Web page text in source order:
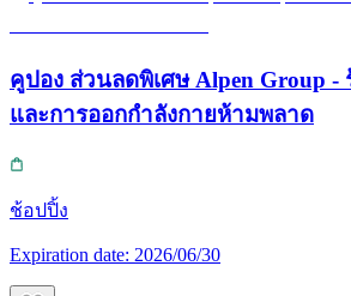
คูปอง ส่วนลดพิเศษ Alpen Group
และการออกกำลังกายห้ามพลาด
ช้อปปิ้ง
Expiration date: 2026/06/30